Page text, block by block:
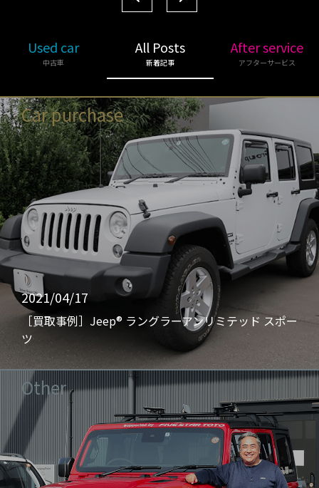
Used car
中古車
All Posts
新着記事
After service
アフターサービス
Car purchase
2021/04/17
［買取事例］Jeep® ラングラーアンリミテッド スポー
ツ
Other